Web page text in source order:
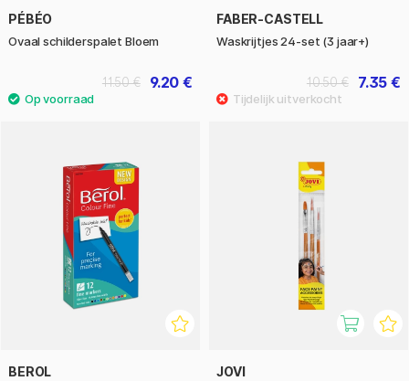
PÉBÉO
Ovaal schilderspalet Bloem
9.20 €
11.50 €
FABER-CASTELL
Waskrijtjes 24-set (3 jaar+)
7.35 €
10.50 €
BEROL JOVI